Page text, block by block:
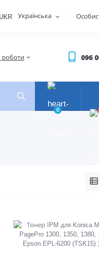
Українська
роботи 096
0